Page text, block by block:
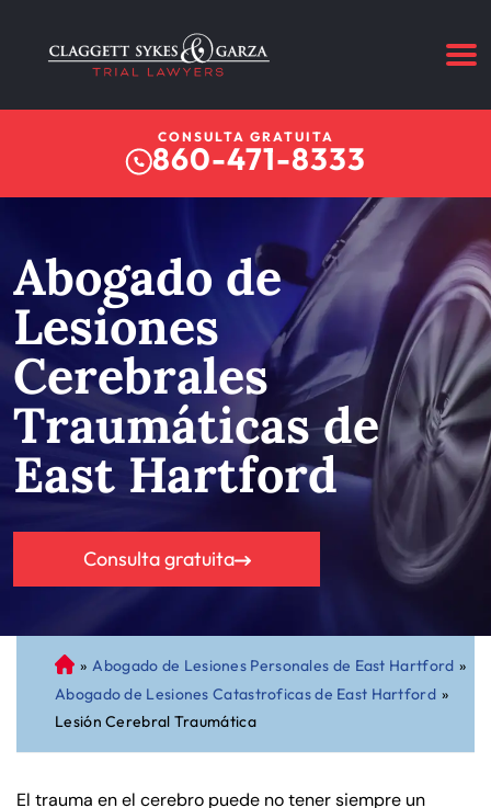
CONSULTA GRATUITA
860-471-8333
Abogado de
Lesiones
Cerebrales
Traumáticas de
East Hartford
Consulta gratuita
A
bo
ga
do
» Abogado de Lesiones Personales de East Hartford »
Abogado de Lesiones Catastroficas de East Hartford »
Lesión Cerebral Traumática
El trauma en el cerebro puede no tener siempre un